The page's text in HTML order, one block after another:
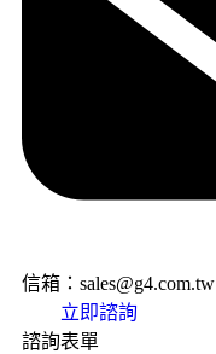
信箱：sales@g4.com.tw
立即諮詢
諮詢表單